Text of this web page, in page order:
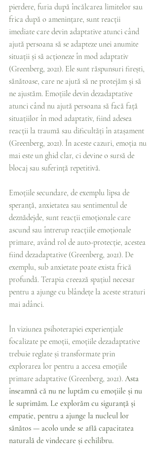
pierdere, furia după încălcarea limitelor sau
frica după o amenințare, sunt reacții
imediate care devin adaptative atunci când
ajută persoana să se adapteze unei anumite
situații și să acționeze în mod adaptativ
(Greenberg, 2021). Ele sunt răspunsuri firești,
sănătoase, care ne ajută să ne protejăm și să
ne ajustăm. Emoțiile devin dezadaptative
atunci când nu ajută persoana să facă față
situațiilor în mod adaptativ, fiind adesea
reacții la traumă sau dificultăți în atașament
(Greenberg, 2021). În aceste cazuri, emoția nu
mai este un ghid clar, ci devine o sursă de
blocaj sau suferință repetitivă.
Emoțiile secundare, de exemplu lipsa de
speranță, anxietatea sau sentimentul de
deznădejde, sunt reacții emoționale care
ascund sau întrerup reacțiile emoționale
primare, având rol de auto-protecție, acestea
fiind dezadaptative (Greenberg, 2021). De
exemplu, sub anxietate poate exista frică
profundă. Terapia creează spațiul necesar
pentru a ajunge cu blândețe la aceste straturi
mai adânci.
În viziunea psihoterapiei experiențiale
focalizate pe emoții, emoțiile dezadaptative
trebuie reglate și transformate prin
explorarea lor pentru a accesa emoțiile
primare adaptative (Greenberg, 2021). Asta
înseamnă că nu ne luptăm cu emoțiile și nu
le suprimăm. Le explorăm cu siguranță și
empatie, pentru a ajunge la nucleul lor
sănătos — acolo unde se află capacitatea
naturală de vindecare și echilibru.